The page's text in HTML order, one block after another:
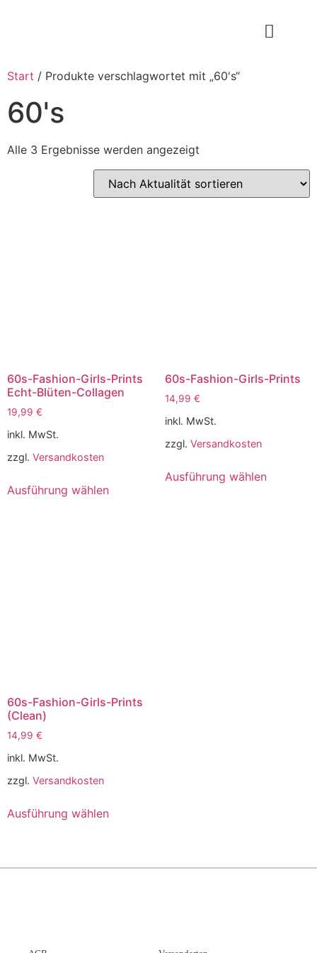
Start / Produkte verschlagwortet mit „60's“
60's
Alle 3 Ergebnisse werden angezeigt
60s-Fashion-Girls-Prints
Echt-Blüten-Collagen
19,99 €
inkl. MwSt.
zzgl. Versandkosten
Ausführung wählen
60s-Fashion-Girls-Prints
14,99 €
inkl. MwSt.
zzgl. Versandkosten
Ausführung wählen
60s-Fashion-Girls-Prints
(Clean)
14,99 €
inkl. MwSt.
zzgl. Versandkosten
Ausführung wählen